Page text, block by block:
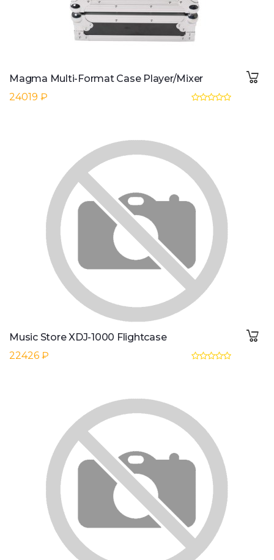
Magma Multi-Format Case Player/Mixer
24019 ₽
Music Store XDJ-1000 Flightcase
22426 ₽